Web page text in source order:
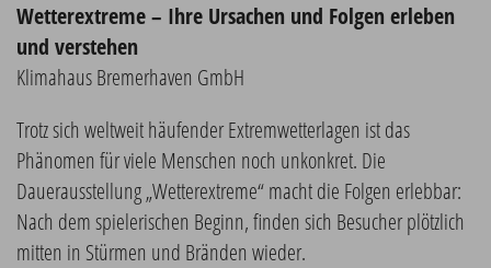
Wetterextreme – Ihre Ursachen und Folgen erleben
und verstehen
Klimahaus Bremerhaven GmbH
Trotz sich weltweit häufender Extremwetterlagen ist das
Phänomen für viele Menschen noch unkonkret. Die
Dauerausstellung „Wetterextreme“ macht die Folgen erlebbar:
Nach dem spielerischen Beginn, finden sich Besucher plötzlich
mitten in Stürmen und Bränden wieder.